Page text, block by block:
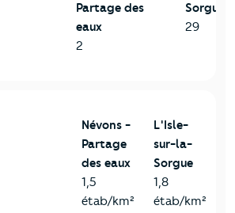
Partage des
eaux
2
Sorgue
29
Névons -
Partage
des eaux
1,5
étab/km²
L'Isle-
sur-la-
Sorgue
1,8
étab/km²